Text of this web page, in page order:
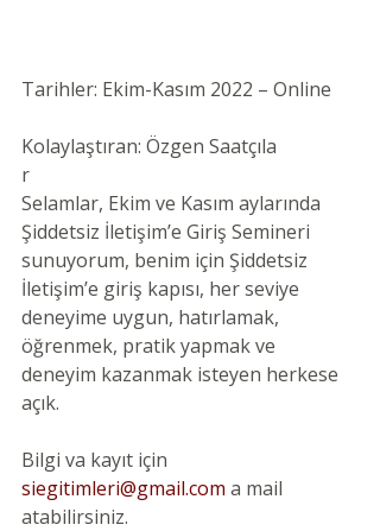
Tarihler: Ekim-Kasım 2022 – Online
Kolaylaştıran: Özgen Saatçıla
r
Selamlar, Ekim ve Kasım aylarında
Şiddetsiz İletişim’e Giriş Semineri
sunuyorum, benim için Şiddetsiz
İletişim’e giriş kapısı, her seviye
deneyime uygun, hatırlamak,
öğrenmek, pratik yapmak ve
deneyim kazanmak isteyen herkese
açık.
Bilgi va kayıt için
siegitimleri@gmail.com a mail
atabilirsiniz.